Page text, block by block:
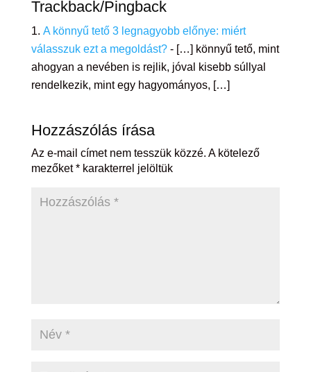
Trackback/Pingback
A könnyű tető 3 legnagyobb előnye: miért
válasszuk ezt a megoldást?- […] könnyű tető, mint
ahogyan a nevében is rejlik, jóval kisebb súllyal
rendelkezik, mint egy hagyományos, […]
Hozzászólás írása
Az e-mail címet nem tesszük közzé. A kötelező
mezőket*karakterrel jelöltük